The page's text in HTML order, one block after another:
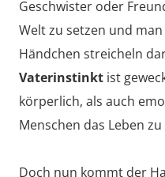
Geschwister oder
Welt zu setzen und
Händchen streicheln
Vaterinstinkt ist
körperlich, als auch
Menschen das Leben
Doch nun kommt der